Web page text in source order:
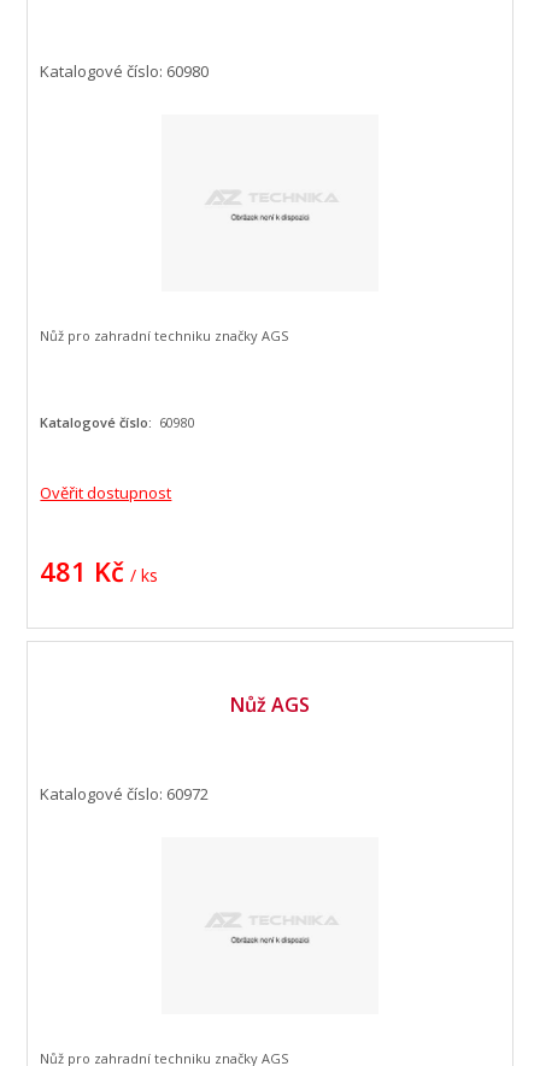
Katalogové číslo: 60980
Ověřit dostupnost
481 Kč / ks
Nůž pro zahradní techniku značky AGS
Katalogové číslo: 60980
Nůž AGS
Katalogové číslo: 60972
Nůž pro zahradní techniku značky AGS